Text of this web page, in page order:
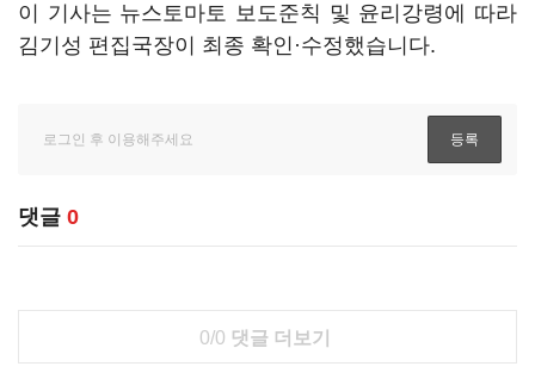
이 기사는 뉴스토마토 보도준칙 및 윤리강령에 따라
김기성 편집국장이 최종 확인·수정했습니다.
댓글 0
0/0 댓글 더보기